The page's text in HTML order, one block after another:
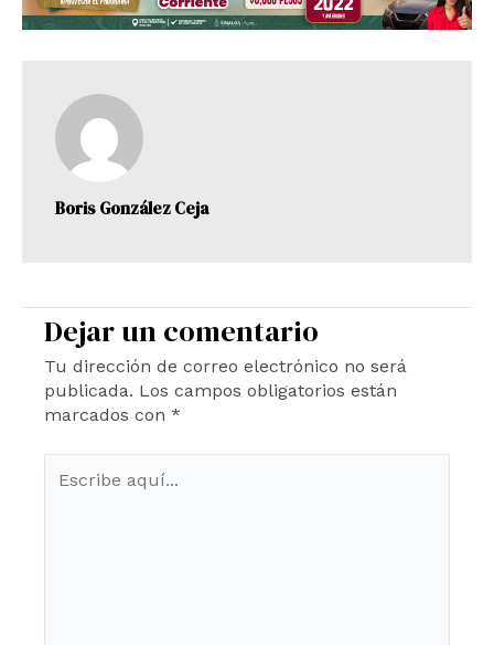
Boris González Ceja
Dejar un comentario
Tu dirección de correo electrónico no será
publicada. Los campos obligatorios están
marcados con *
aquí...